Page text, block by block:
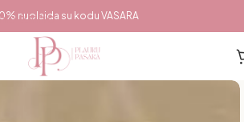
turinio
nuolaida su kodu VASARA